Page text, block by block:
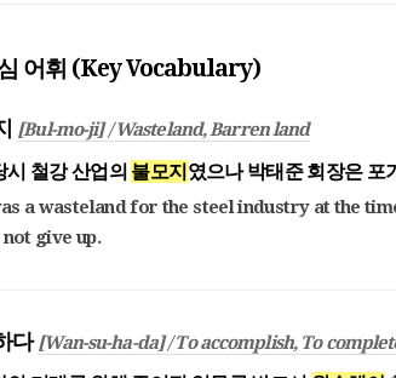
어휘 (Key Vocabulary)
[Bul-mo-ji] / Wasteland, Barren land
시 철강 산업의 불모지였으나 박태준 회장은 포
a wasteland for the steel industry at the
give up.
다[Wan-su-ha-da] / To accomplish, To